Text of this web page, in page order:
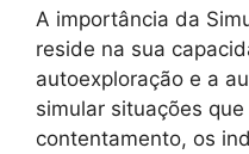
A importância da
reside na sua
autoexploração e a
simular situações
contentamento, os